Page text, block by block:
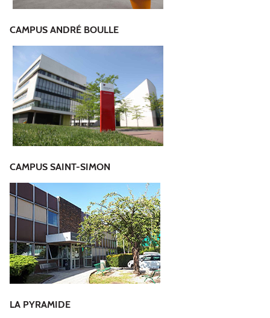
CAMPUS ANDRÉ BOULLE
CAMPUS SAINT-SIMON
LA PYRAMIDE